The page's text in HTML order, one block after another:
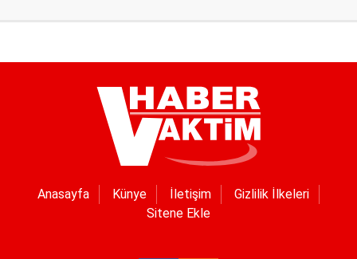
Anasayfa Künye İletişim
Gizlilik İlkeleri
Sitene Ekle